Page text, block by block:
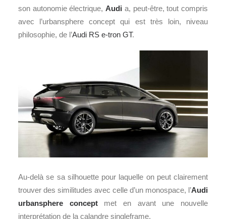
son autonomie électrique,Audi a, peut-être, tout compris
avec l’urbansphere concept qui est très loin, niveau
philosophie, de l’Audi RS e-tron GT.
Au-delà se sa silhouette pour laquelle on peut clairement
trouver des similitudes avec celle d’un monospace, l’Audi
urbansphere conceptmet en avant une nouvelle
interprétation de la calandre singleframe.